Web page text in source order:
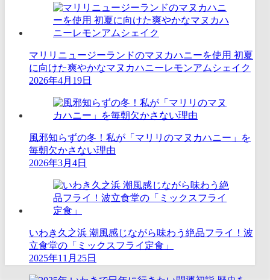
マリリニュージーランドのマヌカハニーを使用 初夏
に向けた爽やかなマヌカハニーレモンアムシェイク
2026年4月19日
風邪知らずの冬！私が「マリリのマヌカハニー」を
毎朝欠かさない理由
2026年3月4日
いわき久之浜 潮風感じながら味わう絶品フライ！波
立食堂の「ミックスフライ定食」
2025年11月25日